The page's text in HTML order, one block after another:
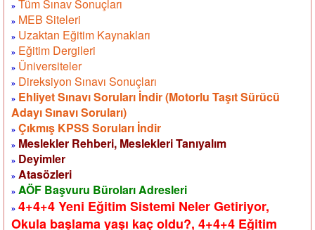
» Tüm Sınav Sonuçları
» MEB Siteleri
» Uzaktan Eğitim Kaynakları
» Eğitim Dergileri
» Üniversiteler
» Direksiyon Sınavı Sonuçları
» Ehliyet Sınavı Soruları İndir (Motorlu Taşıt Sürücü
Adayı Sınavı Soruları)
» Çıkmış KPSS Soruları İndir
» Meslekler Rehberi, Meslekleri Tanıyalım
» Deyimler
» Atasözleri
» AÖF Başvuru Büroları Adresleri
» 4+4+4 Yeni Eğitim Sistemi Neler Getiriyor,
Okula başlama yaşı kaç oldu?, 4+4+4 Eğitim